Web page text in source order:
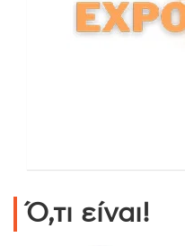
Ό,τι είναι!